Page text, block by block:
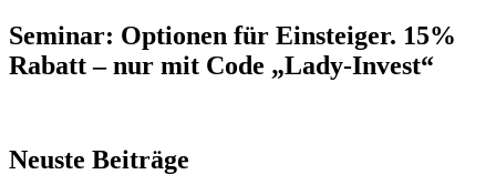
Seminar: Optionen für Einsteiger. 15%
Rabatt – nur mit Code „Lady-Invest“
Neuste Beiträge